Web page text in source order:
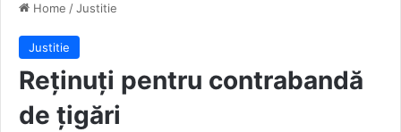
Home /Justitie
Justitie
Reținuți pentru contrabandă
de țigări